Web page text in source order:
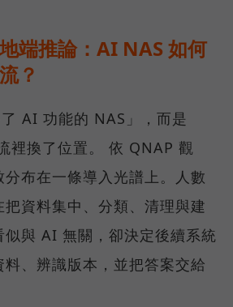
端推論：AI NAS 如何
？
AI 功能的 NAS」，而是
裡換了位置。 依 QNAP 觀
布在一條導入光譜上。人數
資料集中、分類、清理與建
似與 AI 無關，卻決定後續系統
、辨識版本，並把答案交給